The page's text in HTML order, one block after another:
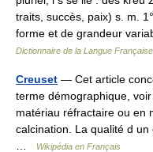
traits, succès, paix) s. m.
forme et de grandeur
Dictionnaire de la Langue
Creuset — Cet article
terme démographique,
matériau réfractaire ou en
calcination. La qualité d
Wikipédia en Français